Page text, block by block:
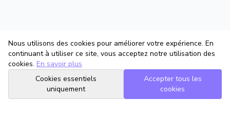
Nous utilisons des cookies pour améliorer votre expérience. En
continuant à utiliser ce site, vous acceptez notre utilisation des
cookies. En savoir plus
Cookies essentiels
uniquement
Accepter tous les
cookies